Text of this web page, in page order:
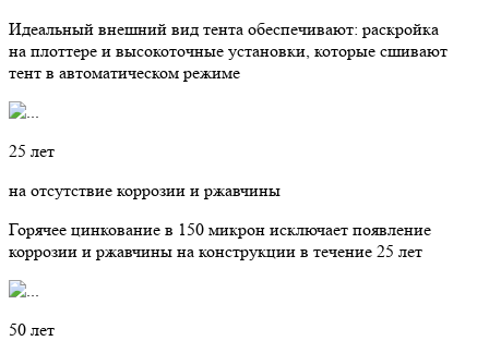
Идеальный внешний вид тента обеспечивают: раскройка
на плоттере и высокоточные установки, которые сшивают
тент в автоматическом режиме
25 лет
на отсутствие коррозии и ржавчины
Горячее цинкование в 150 микрон исключает появление
коррозии и ржавчины на конструкции в течение 25 лет
50 лет